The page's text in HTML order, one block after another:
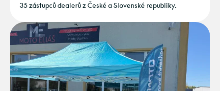
35 zástupců dealerů z České a Slovenské republiky.